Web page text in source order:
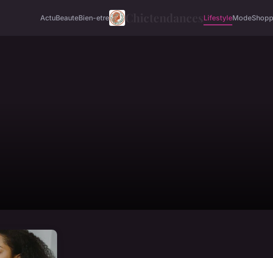
ActuBeauteBien-etre Chictendances LifestyleMode